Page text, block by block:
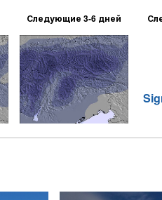
Следующие 3-6 дней